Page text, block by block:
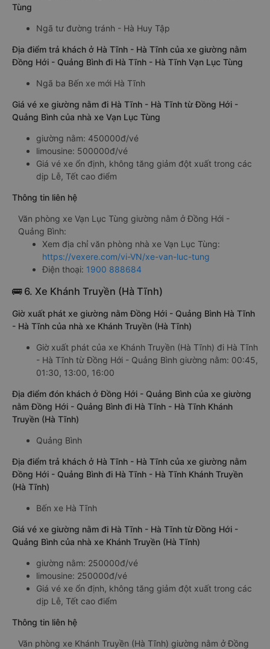
Tùng
Ngã tư đường tránh - Hà Huy Tập
Địa điểm trả khách ở Hà Tĩnh - Hà Tĩnh của xe giường nằm
Đồng Hới - Quảng Bình đi Hà Tĩnh - Hà Tĩnh Vạn Lục Tùng
Ngã ba Bến xe mới Hà Tĩnh
Giá vé xe giường nằm đi Hà Tĩnh - Hà Tĩnh từ Đồng Hới -
Quảng Bình của nhà xe Vạn Lục Tùng
giường nằm: 450000đ/vé
limousine: 500000đ/vé
Giá vé xe ổn định, không tăng giảm đột xuất trong các
dịp Lễ, Tết cao điểm
Thông tin liên hệ
Văn phòng xe Vạn Lục Tùng giường nằm ở Đồng Hới -
Quảng Bình:
Xem địa chỉ văn phòng nhà xe Vạn Lục Tùng:
https://vexere.com/vi-VN/xe-van-luc-tung
Điện thoại: 1900 888684
🚌 6. Xe Khánh Truyền (Hà Tĩnh)
Giờ xuất phát xe giường nằm Đồng Hới - Quảng Bình Hà Tĩnh
- Hà Tĩnh của nhà xe Khánh Truyền (Hà Tĩnh)
Giờ xuất phát của xe Khánh Truyền (Hà Tĩnh) đi Hà Tĩnh
- Hà Tĩnh từ Đồng Hới - Quảng Bình giường nằm: 00:45,
01:30, 13:00, 16:00
Địa điểm đón khách ở Đồng Hới - Quảng Bình của xe giường
nằm Đồng Hới - Quảng Bình đi Hà Tĩnh - Hà Tĩnh Khánh
Truyền (Hà Tĩnh)
Quảng Bình
Địa điểm trả khách ở Hà Tĩnh - Hà Tĩnh của xe giường nằm
Đồng Hới - Quảng Bình đi Hà Tĩnh - Hà Tĩnh Khánh Truyền
(Hà Tĩnh)
Bến xe Hà Tĩnh
Giá vé xe giường nằm đi Hà Tĩnh - Hà Tĩnh từ Đồng Hới -
Quảng Bình của nhà xe Khánh Truyền (Hà Tĩnh)
giường nằm: 250000đ/vé
limousine: 250000đ/vé
Giá vé xe ổn định, không tăng giảm đột xuất trong các
dịp Lễ, Tết cao điểm
Thông tin liên hệ
Văn phòng xe Khánh Truyền (Hà Tĩnh) giường nằm ở Đồng